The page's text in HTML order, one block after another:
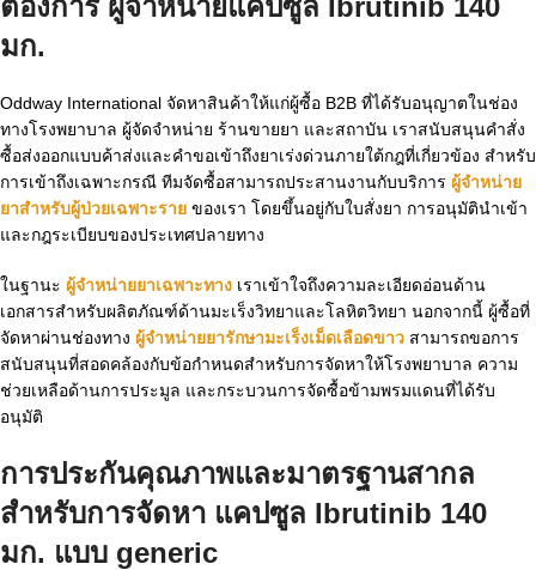
มก.
Oddway International จัดหาสินค้าให้แก่ผู้ซื้อ B2B ที่ได้รับอนุญาตในช่อง
ทางโรงพยาบาล ผู้จัดจำหน่าย ร้านขายยา และสถาบัน เราสนับสนุนคำสั่ง
ซื้อส่งออกแบบค้าส่งและคำขอเข้าถึงยาเร่งด่วนภายใต้กฎที่เกี่ยวข้อง สำหรับ
การเข้าถึงเฉพาะกรณี ทีมจัดซื้อสามารถประสานงานกับบริการ ผู้จำหน่าย
ยาสำหรับผู้ป่วยเฉพาะราย ของเรา โดยขึ้นอยู่กับใบสั่งยา การอนุมัตินำเข้า
และกฎระเบียบของประเทศปลายทาง
ในฐานะ ผู้จำหน่ายยาเฉพาะทาง เราเข้าใจถึงความละเอียดอ่อนด้าน
เอกสารสำหรับผลิตภัณฑ์ด้านมะเร็งวิทยาและโลหิตวิทยา นอกจากนี้ ผู้ซื้อที่
จัดหาผ่านช่องทาง ผู้จำหน่ายยารักษามะเร็งเม็ดเลือดขาว สามารถขอการ
สนับสนุนที่สอดคล้องกับข้อกำหนดสำหรับการจัดหาให้โรงพยาบาล ความ
ช่วยเหลือด้านการประมูล และกระบวนการจัดซื้อข้ามพรมแดนที่ได้รับ
อนุมัติ
การประกันคุณภาพและมาตรฐานสากล
สำหรับการจัดหา แคปซูล Ibrutinib 140
มก. แบบ generic